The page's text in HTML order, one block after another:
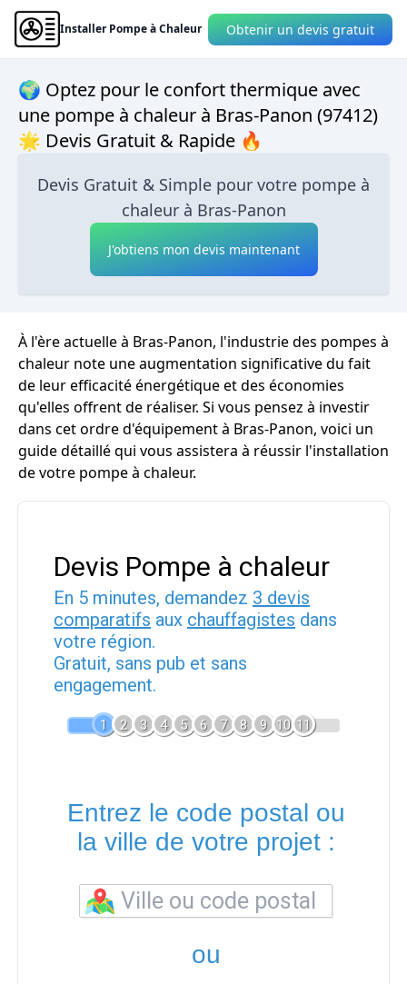
Installer Pompe à Chaleur Obtenir un devis gratuit
🌍 Optez pour le confort thermique avec
une pompe à chaleur à Bras-Panon (97412)
🌟 Devis Gratuit & Rapide 🔥
Devis Gratuit & Simple pour votre pompe à
chaleur à Bras-Panon
J'obtiens mon devis maintenant
À l'ère actuelle à Bras-Panon, l'industrie des pompes à
chaleur note une augmentation significative du fait
de leur efficacité énergétique et des économies
qu'elles offrent de réaliser. Si vous pensez à investir
dans cet ordre d'équipement à Bras-Panon, voici un
guide détaillé qui vous assistera à réussir l'installation
de votre pompe à chaleur.
Devis Pompe à chaleur
En 5 minutes, demandez 3 devis
comparatifs aux chauffagistes dans
votre région.
Gratuit, sans pub et sans
engagement.
1 2 3 4 5 6 7 8 9 10 11
Entrez le code postal ou
la ville de votre projet :
ou